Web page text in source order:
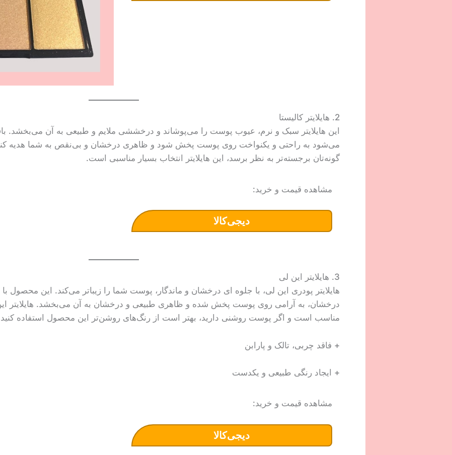
2. هایلایتر کالیستا
این هایلایتر سبک و نرم، عیوب پوست را می‌پوشاند و درخششی ملایم و طبیعی به آن می‌بخشد.
می‌شود به راحتی و یکنواخت روی پوست پخش شود و ظاهری درخشان و بی‌نقص به شما هدیه
گونه‌تان برجسته‌تر به نظر برسد، این هایلایتر انتخاب بسیار مناسبی است.
مشاهده قیمت و خرید:
دیجی‌کالا
3. هایلایتر این لی
هایلایتر پودری این لی، با جلوه ای درخشان و ماندگار، پوست شما را زیباتر می‌کند. این محصول
درخشان، به آرامی روی پوست پخش شده و ظاهری طبیعی و درخشان به آن می‌بخشد. هایلایتر این
مناسب است و اگر پوست روشنی دارید، بهتر است از رنگ‌های روشن‌تر این محصول استفاده
+ فاقد چربی، تالک و پارابن
+ ایجاد رنگی طبیعی و یکدست
مشاهده قیمت و خرید:
دیجی‌کالا